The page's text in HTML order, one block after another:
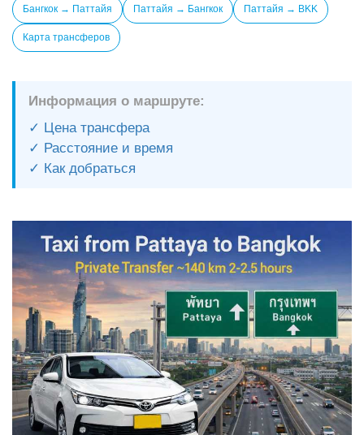
Бангкок → Паттайя Паттайя → Бангкок Паттайя → BKK
Карта трансферов
Информация о маршруте:
✓ Цена трансфера
✓ Расстояние и время
✓ Как добраться